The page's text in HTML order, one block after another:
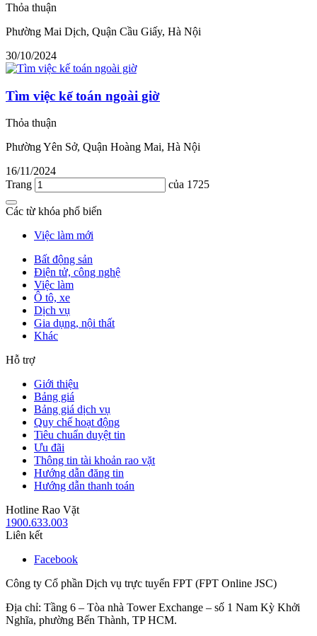
Thỏa thuận
Phường Mai Dịch, Quận Cầu Giấy, Hà Nội
30/10/2024
Tìm việc kế toán ngoài giờ
Thỏa thuận
Phường Yên Sở, Quận Hoàng Mai, Hà Nội
16/11/2024
Trang
của 1725
Các từ khóa phổ biến
Việc làm mới
Bất động sản
Điện tử, công nghệ
Việc làm
Ô tô, xe
Dịch vụ
Gia dụng, nội thất
Khác
Hỗ trợ
Giới thiệu
Bảng giá
Bảng giá dịch vụ
Quy chế hoạt động
Tiêu chuẩn duyệt tin
Ưu đãi
Thông tin tài khoản rao vặt
Hướng dẫn đăng tin
Hướng dẫn thanh toán
Hotline Rao Vặt
1900.633.003
Liên kết
Facebook
Công ty Cổ phần Dịch vụ trực tuyến FPT (FPT Online JSC)
Địa chỉ: Tầng 6 – Tòa nhà Tower Exchange – số 1 Nam Kỳ Khởi
Nghĩa, phường Bến Thành, TP HCM.